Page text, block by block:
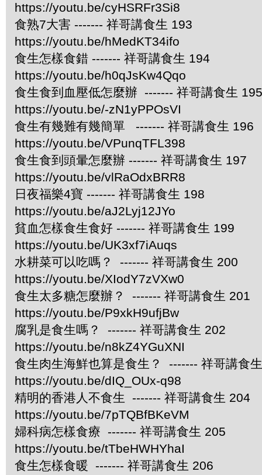
https://youtu.be/cyHSRFr3Si8
食熟7大害 ------- 祥哥講食生 193
https://youtu.be/hMedKT34ifo
食生怎樣食錯 ------- 祥哥講食生 194
https://youtu.be/h0qJsKw4Qqo
食生食到血壓低怎麼辦 ------- 祥哥講食生 195
https://youtu.be/-zN1yPPOsVI
食生有幾難有幾簡單 ------- 祥哥講食生 196
https://youtu.be/VPunqTFL398
食生食到頭暈怎麼辦 ------- 祥哥講食生 197
https://youtu.be/vlRaOdxBRR8
日夜福樂4寶 ------- 祥哥講食生 198
https://youtu.be/aJ2Lyj12JYo
貧血怎樣食生食好 ------- 祥哥講食生 199
https://youtu.be/UK3xf7iAuqs
水耕菜可以吃嗎？ ------- 祥哥講食生 200
https://youtu.be/XIodY7zVXw0
食生太多糖怎麼辦？ ------- 祥哥講食生 201
https://youtu.be/P9xkH9ufjBw
腐乳是食生嗎？ ------- 祥哥講食生 202
https://youtu.be/n8kZ4YGuXNI
食生肉生海鮮也算是食生？ ------- 祥哥講食
https://youtu.be/dIQ_OUx-q98
精明的香港人不食生 ------- 祥哥講食生 204
https://youtu.be/7pTQBfBKeVM
婦科病怎樣食療 ------- 祥哥講食生 205
https://youtu.be/tTbeHWHYhaI
食生怎樣食暖 ------- 祥哥講食生 206